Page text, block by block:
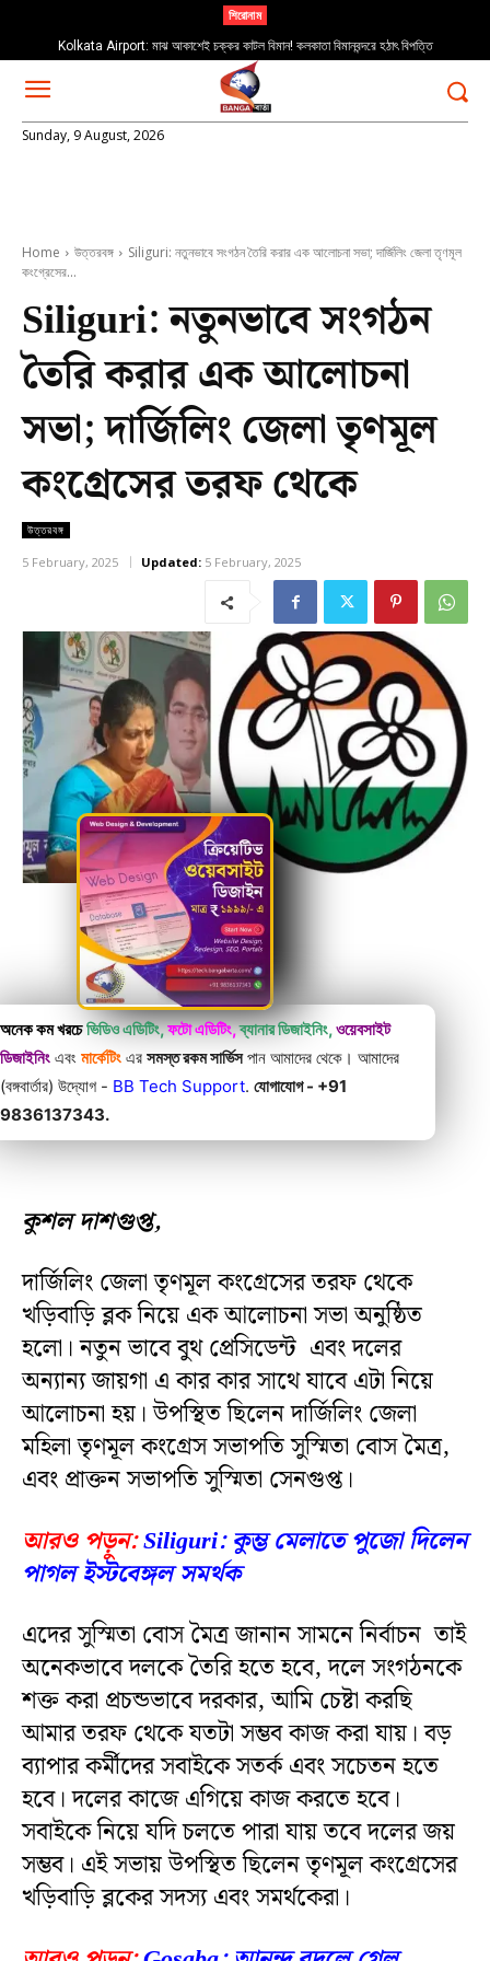
শিরোনাম
Kolkata Airport: মাঝ আকাশেই চক্কর কাটল বিমান! কলকাতা বিমানবন্দরে হঠাৎ বিপত্তি
Sunday, 9 August, 2026
Home উত্তরবঙ্গ
Siliguri: নতুনভাবে সংগঠন তৈরি করার এক আলোচনা সভা; দার্জিলিং জেলা তৃণমূল
কংগ্রেসের...
Siliguri: নতুনভাবে সংগঠন
তৈরি করার এক আলোচনা
সভা; দার্জিলিং জেলা তৃণমূল
কংগ্রেসের তরফ থেকে
উত্তরবঙ্গ
5 February, 2025 Updated: 5 February, 2025
অনেক কম খরচে ভিডিও এডিটিং,ফটো এডিটিং,ব্যানার ডিজাইনিং,ওয়েবসাইট
ডিজাইনিং এবং মার্কেটিং এর সমস্ত রকম সার্ভিসপান আমাদের থেকে। আমাদের
(বঙ্গবার্তার) উদ্যোগ - BB Tech Support. যোগাযোগ - +91
9836137343.
কুশল দাশগুপ্ত,
দার্জিলিং জেলা তৃণমূল কংগ্রেসের তরফ থেকে
খড়িবাড়ি ব্লক নিয়ে এক আলোচনা সভা অনুষ্ঠিত
হলো। নতুন ভাবে বুথ প্রেসিডেন্ট এবং দলের
অন্যান্য জায়গা এ কার কার সাথে যাবে এটা নিয়ে
আলোচনা হয়। উপস্থিত ছিলেন দার্জিলিং জেলা
মহিলা তৃণমূল কংগ্রেস সভাপতি সুস্মিতা বোস মৈত্র,
এবং প্রাক্তন সভাপতি সুস্মিতা সেনগুপ্ত।
আরও পড়ুন:Siliguri: কুম্ভ মেলাতে পুজো দিলেন
পাগল ইস্টবেঙ্গল সমর্থক
এদের সুস্মিতা বোস মৈত্র জানান সামনে নির্বাচন তাই
অনেকভাবে দলকে তৈরি হতে হবে, দলে সংগঠনকে
শক্ত করা প্রচন্ডভাবে দরকার, আমি চেষ্টা করছি
আমার তরফ থেকে যতটা সম্ভব কাজ করা যায়। বড়
ব্যাপার কর্মীদের সবাইকে সতর্ক এবং সচেতন হতে
হবে। দলের কাজে এগিয়ে কাজ করতে হবে।
সবাইকে নিয়ে যদি চলতে পারা যায় তবে দলের জয়
সম্ভব। এই সভায় উপস্থিত ছিলেন তৃণমূল কংগ্রেসের
খড়িবাড়ি ব্লকের সদস্য এবং সমর্থকেরা।